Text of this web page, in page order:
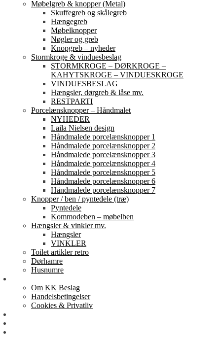
Møbelgreb & knopper (Metal)
Skuffegreb og skålegreb
Hængegreb
Møbelknopper
Nøgler og greb
Knopgreb – nyheder
Stormkroge & vinduesbeslag
STORMKROGE – DØRKROGE –
KAHYTSKROGE – VINDUESKROGE
VINDUESBESLAG
Hængsler, dørgreb & låse mv.
RESTPARTI
Porcelænsknopper – Håndmalet
NYHEDER
Laila Nielsen design
Håndmalede porcelænsknopper 1
Håndmalede porcelænsknopper 2
Håndmalede porcelænsknopper 3
Håndmalede porcelænsknopper 4
Håndmalede porcelænsknopper 5
Håndmalede porcelænsknopper 6
Håndmalede porcelænsknopper 7
Knopper / ben / pyntedele (træ)
Pyntedele
Kommodeben – møbelben
Hængsler & vinkler mv.
Hængsler
VINKLER
Toilet artikler retro
Dørhamre
Husnumre
Om KK Beslag
Handelsbetingelser
Cookies & Privatliv